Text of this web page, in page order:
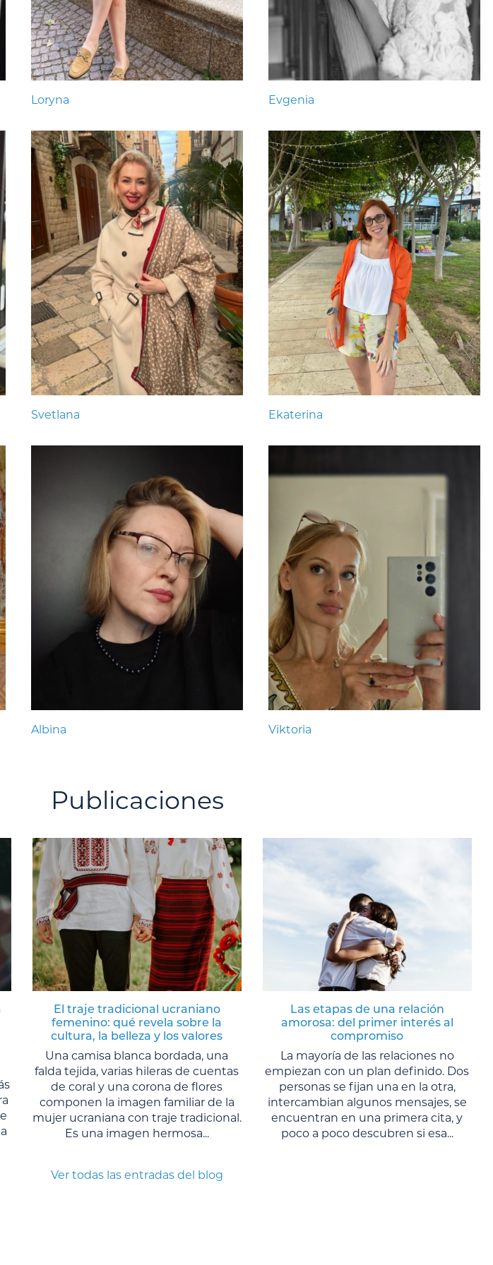
Loryna Evgenia
Svetlana Ekaterina
Albina Viktoria
Publicaciones
El traje tradicional ucraniano
femenino: qué revela sobre la
cultura, la belleza y los valores
Una camisa blanca bordada, una
falda tejida, varias hileras de cuentas
de coral y una corona de flores
componen la imagen familiar de la
mujer ucraniana con traje tradicional.
Es una imagen hermosa...
Las etapas de una relación
amorosa: del primer interés al
compromiso
La mayoría de las relaciones no
empiezan con un plan definido. Dos
personas se fijan una en la otra,
intercambian algunos mensajes, se
encuentran en una primera cita, y
poco a poco descubren si esa...
Ver todas las entradas del blog